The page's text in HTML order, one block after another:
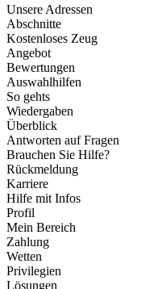
Unsere Adressen
Abschnitte
Kostenloses Zeug
Angebot
Bewertungen
Auswahlhilfen
So gehts
Wiedergaben
Überblick
Antworten auf Fragen
Brauchen Sie Hilfe?
Rückmeldung
Karriere
Hilfe mit Infos
Profil
Mein Bereich
Zahlung
Wetten
Privilegien
Lösungen